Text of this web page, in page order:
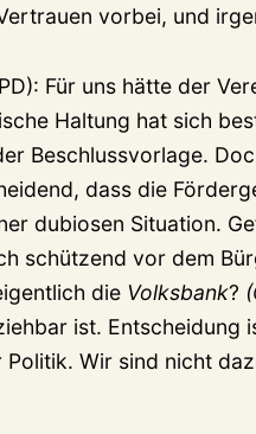
vorbei, und
Für uns hätte der
Haltung hat sich
Beschlussvorlage.
dass die
dubiosen Situation.
schützend vor dem
die Volksbank?
ist. Entscheidung
Wir sind nicht